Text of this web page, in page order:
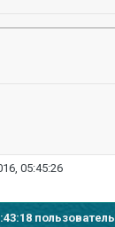
05:45:26
пользователь